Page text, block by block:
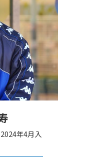
2024年4月入